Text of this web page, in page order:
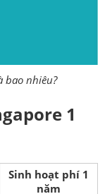
bao nhiêu?
1
Sinh hoạt phí 1
năm